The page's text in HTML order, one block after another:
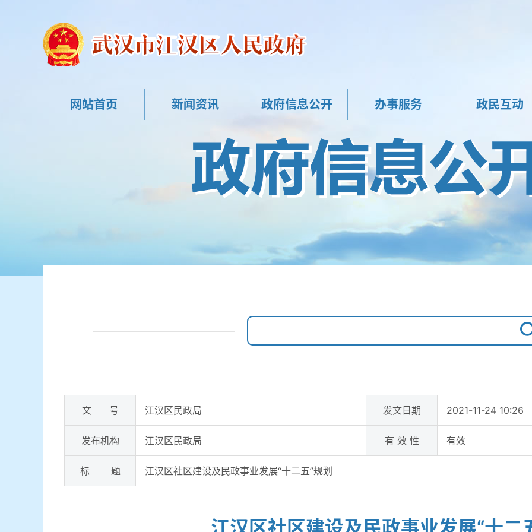
网站首页 新闻资讯 政府信息公开 办事服务 政民互动
文 号 江汉区民政局 发文日期 2021-11-24 10:26
发布机构 江汉区民政局 有 效 性 有效
标 题 江汉区社区建设及民政事业发展“十二五”规划